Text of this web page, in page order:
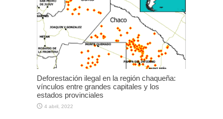
Deforestación ilegal en la región chaqueña:
vínculos entre grandes capitales y los
estados provinciales
4 abril, 2022